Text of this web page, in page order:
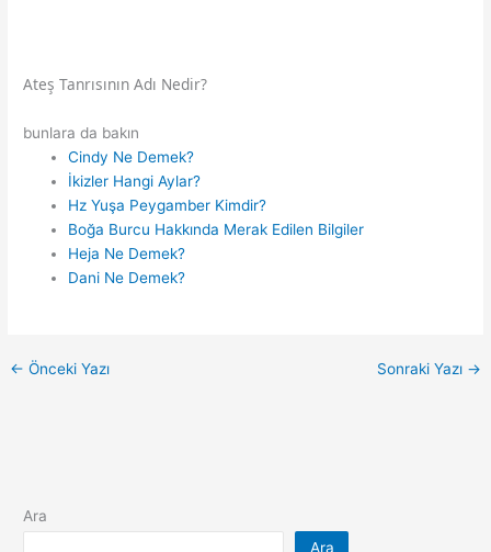
Ateş Tanrısının Adı Nedir?
bunlara da bakın
Cindy Ne Demek?
İkizler Hangi Aylar?
Hz Yuşa Peygamber Kimdir?
Boğa Burcu Hakkında Merak Edilen Bilgiler
Heja Ne Demek?
Dani Ne Demek?
← Önceki Yazı Sonraki Yazı →
Ara
Ara